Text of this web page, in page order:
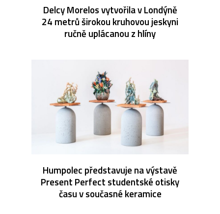
Delcy Morelos vytvořila v Londýně
24 metrů širokou kruhovou jeskyni
ručně uplácanou z hlíny
Humpolec představuje na výstavě
Present Perfect studentské otisky
času v současné keramice